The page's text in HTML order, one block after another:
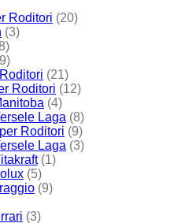
Roditori (20)
(3)
(21)
Roditori (12)
(4)
Laga (8)
Roditori (9)
Laga (3)
(1)
(5)
(9)
(3)